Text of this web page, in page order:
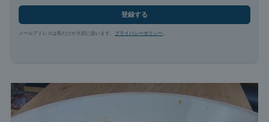
登録する
メールアドレスは私だけが大切に扱います。 プライバシーポリシー